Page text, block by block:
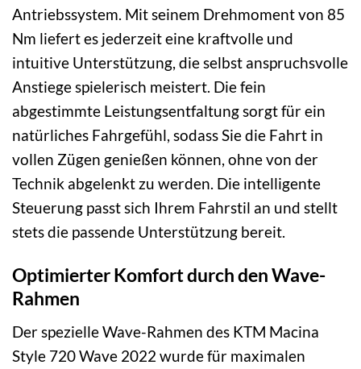
Antriebssystem. Mit seinem Drehmoment von 85
Nm liefert es jederzeit eine kraftvolle und
intuitive Unterstützung, die selbst anspruchsvolle
Anstiege spielerisch meistert. Die fein
abgestimmte Leistungsentfaltung sorgt für ein
natürliches Fahrgefühl, sodass Sie die Fahrt in
vollen Zügen genießen können, ohne von der
Technik abgelenkt zu werden. Die intelligente
Steuerung passt sich Ihrem Fahrstil an und stellt
stets die passende Unterstützung bereit.
Optimierter Komfort durch den Wave-
Rahmen
Der spezielle Wave-Rahmen des KTM Macina
Style 720 Wave 2022 wurde für maximalen